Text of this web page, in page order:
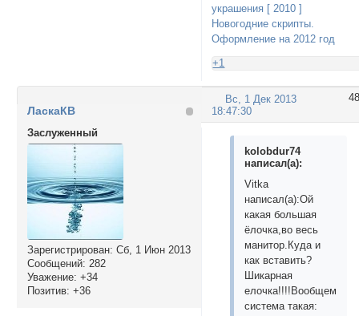
украшения [ 2010 ]
Новогодние скрипты.
Оформление на 2012 год
+1
48
Вс, 1 Дек 2013
18:47:30
ЛаскаКВ
Заслуженный
Зарегистрирован: Сб, 1 Июн 2013
Сообщений: 282
Уважение: +34
Позитив: +36
kolobdur74
написал(а):
Vitka
написал(а):Ой
какая большая
ёлочка,во весь
манитор.Куда и
как вставить?
Шикарная
елочка!!!!Вообщем
система такая: